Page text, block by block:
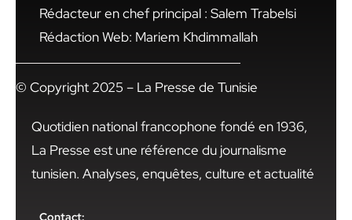
Rédacteur en chef principal : Salem Trabelsi
Rédaction Web: Mariem Khdimmallah
© Copyright 2025 – La Presse de Tunisie
Quotidien national francophone fondé en 1936,
La Presse est une référence du journalisme
tunisien. Analyses, enquêtes, culture et actualité
Contact: